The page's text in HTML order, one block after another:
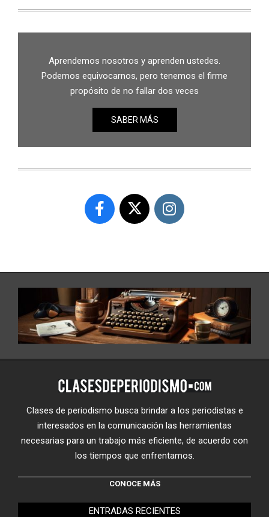
Aprendemos nosotros y aprenden ustedes.
Podemos equivocarnos, pero tenemos el firme
propósito de no fallar dos veces
SABER MÁS
Clases de periodismo busca brindar a los periodistas e
interesados en la comunicación las herramientas
necesarias para un trabajo más eficiente, de acuerdo con
los tiempos que enfrentamos.
CONOCE MÁS
ENTRADAS RECIENTES